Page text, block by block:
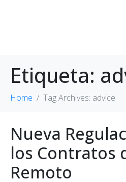
Etiqueta:
Home Tag Archives: advice
Nueva
los Contratos
Remoto